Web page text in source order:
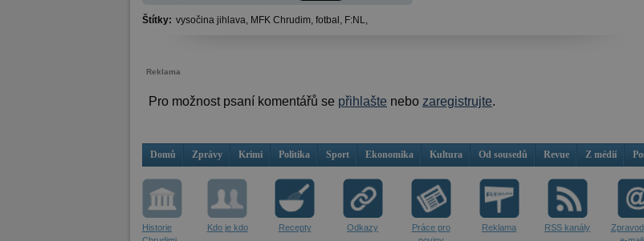
Štítky: vysočina jihlava, MFK Chrudim, fotbal, F:NL,
Reklama
Pro možnost psaní komentářů se přihlašte nebo zaregistrujte.
Domů Zprávy Krimi Politika Sport Ekonomika Kultura Od sousedů Revue Z médií
Historie
Kdo je kdo Recepty Odkazy
Práce pro
Reklama RSS kanály